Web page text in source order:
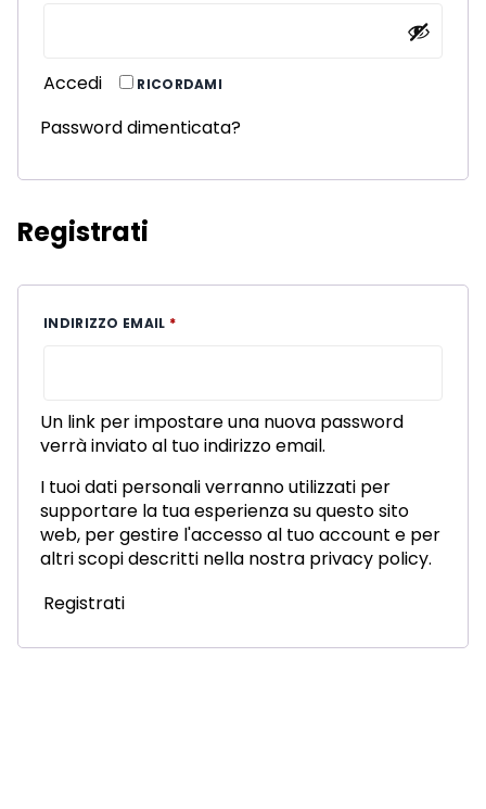
RICORDAMI
Accedi
Password dimenticata?
Registrati
INDIRIZZO EMAIL *RICHIESTO
Un link per impostare una nuova password
verrà inviato al tuo indirizzo email.
I tuoi dati personali verranno utilizzati per
supportare la tua esperienza su questo sito
web, per gestire l'accesso al tuo account e per
altri scopi descritti nella nostra privacy policy.
Registrati